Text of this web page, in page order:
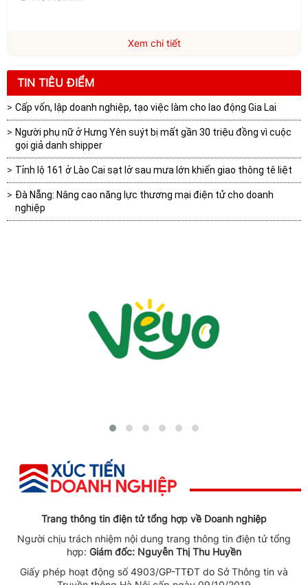
Xem chi tiết
TIN TIÊU ĐIỂM
Cấp vốn, lập doanh nghiệp, tạo việc làm cho lao động Gia Lai
Người phụ nữ ở Hưng Yên suýt bị mất gần 30 triệu đồng vì cuộc
gọi giả danh shipper
Tỉnh lộ 161 ở Lào Cai sạt lở sau mưa lớn khiến giao thông tê liệt
Đà Nẵng: Nâng cao năng lực thương mại điện tử cho doanh
nghiệp
Trang thông tin điện tử tổng hợp về Doanh nghiệp
Người chịu trách nhiệm nội dung trang thông tin điện tử tổng
hợp: Giám đốc: Nguyễn Thị Thu Huyền
Giấy phép hoạt động số 4903/GP-TTĐT do Sở Thông tin và